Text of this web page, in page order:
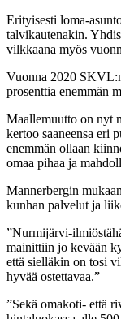
Erityisesti loma-
talvikautenakin.
vilkkaana myös
Vuonna 2020
prosenttia enemmän
Maallemuutto on nyt
kertoo saaneensa eri
enemmän ollaan
omaa pihaa ja
Mannerbergin
kunhan palvelut ja
”Nurmijärvi-
mainittiin jo kevään
että sielläkin on tosi
hyvää ostettavaa.”
”Sekä omakoti- että